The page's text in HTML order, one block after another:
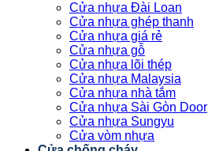
Cửa nhựa Đài Loan
Cửa nhựa ghép thanh
Cửa nhựa giá rẻ
Cửa nhựa gỗ
Cửa nhựa lõi thép
Cửa nhựa Malaysia
Cửa nhựa nhà tắm
Cửa nhựa Sài Gòn Door
Cửa nhựa Sungyu
Cửa vòm nhựa